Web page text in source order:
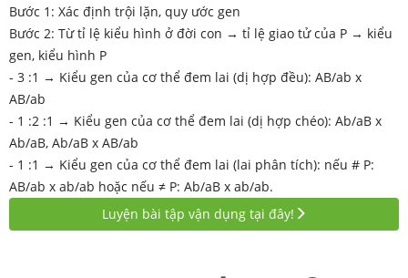
Bước 1: Xác định trội lặn, quy ước gen
Bước 2: Từ tỉ lệ kiểu hình ở đời con → tỉ lệ giao tử của P → kiểu
gen, kiểu hình P
- 3 :1 → Kiểu gen của cơ thể đem lai (dị hợp đều): AB/ab x
AB/ab
- 1 :2 :1 → Kiểu gen của cơ thể đem lai (dị hợp chéo): Ab/aB x
Ab/aB, Ab/aB x AB/ab
- 1 :1 → Kiểu gen của cơ thể đem lai (lai phân tích): nếu # P:
AB/ab x ab/ab hoặc nếu ≠ P: Ab/aB x ab/ab.
Luyện bài tập vận dụng tại đây!